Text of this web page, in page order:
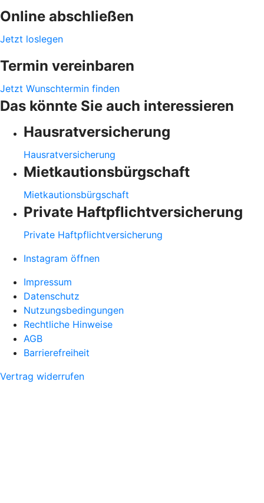
Online abschließen
Jetzt loslegen
Termin vereinbaren
Jetzt Wunschtermin finden
Das könnte Sie auch interessieren
Hausratversicherung
Hausratversicherung
Mietkautionsbürgschaft
Mietkautionsbürgschaft
Private Haftpflichtversicherung
Private Haftpflichtversicherung
Instagram öffnen
Impressum
Datenschutz
Nutzungsbedingungen
Rechtliche Hinweise
AGB
Barrierefreiheit
Vertrag widerrufen